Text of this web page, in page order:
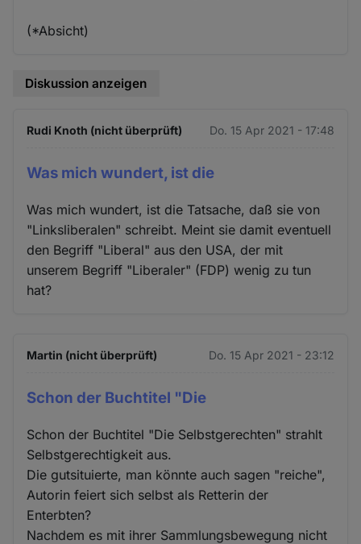
(*Absicht)
Diskussion anzeigen
Rudi Knoth (nicht überprüft) Do. 15 Apr 2021 - 17:48
Was mich wundert, ist die
Was mich wundert, ist die Tatsache, daß sie von
"Linksliberalen" schreibt. Meint sie damit eventuell
den Begriff "Liberal" aus den USA, der mit
unserem Begriff "Liberaler" (FDP) wenig zu tun
hat?
Martin (nicht überprüft) Do. 15 Apr 2021 - 23:12
Schon der Buchtitel "Die
Schon der Buchtitel "Die Selbstgerechten" strahlt
Selbstgerechtigkeit aus.
Die gutsituierte, man könnte auch sagen "reiche",
Autorin feiert sich selbst als Retterin der
Enterbten?
Nachdem es mit ihrer Sammlungsbewegung nicht